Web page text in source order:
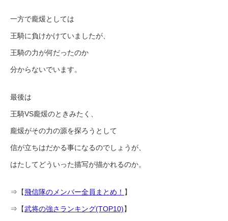
一方で龐煖としては
王騎に負けかけていましたが、
王騎の力が何だったのか
分からないでいます。
最後は
王騎VS龐煖のときみたく、
龐煖がその力の源を探ろうとして
信が立ちはだかる事になるのでしょうが、
はたしてどういった描写が描かれるのか。
⇒【飛信隊のメンバー全員まとめ！ 】
⇒【武将の強さランキング(TOP10)】